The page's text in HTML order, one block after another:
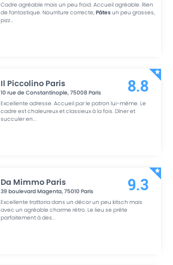
Cadre agréable mais un peu froid. Accueil agréable. Rien
de fantastique. Nourriture correcte,Pâtesun peu grasses,
pizz...
Il Piccolino Paris
10 rue de Constantinople,75008 Paris
Excellente adresse. Accueil par le patron lui-même. Le
cadre est chaleureux et classieux à la fois. Dîner et
succuler en...
8.8
Da Mimmo Paris
39 boulevard Magenta,75010Paris
Excellente trattoria dans un décor un peu kitsch mais
avec un agréable charme rétro. Le lieu se prête
parfaitement à des...
9.3